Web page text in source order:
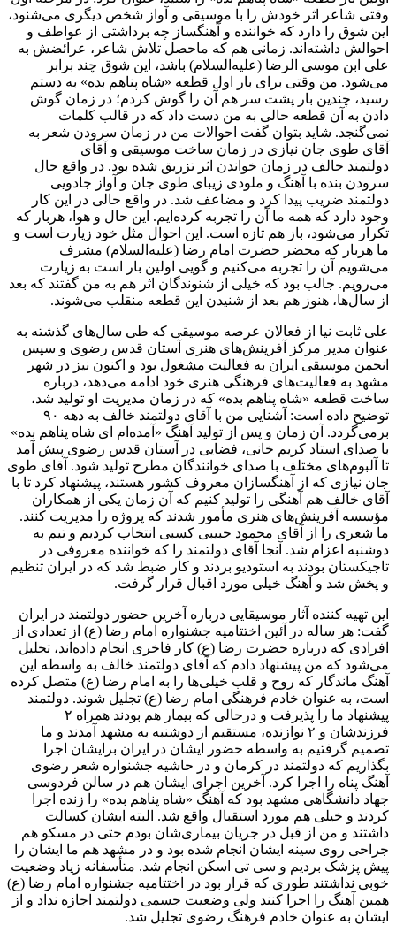
وقتی شاعر اثر خودش را با موسیقی و آواز شخص دیگری می‌شنود،
این شوق را دارد که خواننده و آهنگساز چه برداشتی از عواطف و
احوالش داشته‌اند. زمانی هم که ماحصل تلاش شاعر، عرائضش به
علی ابن موسی الرضا (علیه‌السلام) باشد، این شوق چند برابر
می‌شود. من وقتی برای بار اول قطعه «شاه پناهم بده» به دستم
رسید، چندین بار پشت سر هم آن را گوش کردم؛ در زمان گوش
دادن به آن قطعه حالی به من دست داد که در قالب کلمات
نمی‌گنجد. شاید بتوان گفت احوالات من در زمان سرودن شعر به
آقای طوی جان نیازی در زمان ساخت موسیقی و آقای
دولتمند خالف در زمان خواندن اثر تزریق شده بود. در واقع حال
سرودن بنده با آهنگ و ملودی زیبای طوی جان و آواز جادویی
دولتمند ضریب پیدا کرد و مضاعف شد. در واقع حالی در این کار
وجود دارد که همه ما آن را تجربه کرده‌ایم. این حال و هوا، هربار که
تکرار می‌شود، باز هم تازه است. این احوال مثل خود زیارت است و
ما هربار که محضر حضرت امام رضا (علیه‌السلام) مشرف
می‌شویم آن را تجربه می‌کنیم و گویی اولین بار است به زیارت
می‌رویم. جالب بود که خیلی از شنوندگان اثر هم به من گفتند که بعد
از سال‌ها، هنوز هم بعد از شنیدن این قطعه منقلب می‌شوند.
علی ثابت نیا از فعالان عرصه موسیقی که طی سال‌های گذشته به
عنوان مدیر مرکز آفرینش‌های هنری آستان قدس رضوی و سپس
انجمن موسیقی ایران به فعالیت مشغول بود و اکنون نیز در شهر
مشهد به فعالیت‌های فرهنگی هنری خود ادامه می‌دهد، درباره
ساخت قطعه «شاه پناهم بده» که در زمان مدیریت او تولید شد،
توضیح داده است: آشنایی من با آقای دولتمند خالف به دهه ۹۰
برمی‌گردد. آن زمان و پس از تولید آهنگ «آمده‌ام ای شاه پناهم بده»
با صدای استاد کریم خانی، فضایی در آستان قدس رضوی پیش آمد
تا آلبوم‌های مختلف با صدای خوانندگان مطرح تولید شود. آقای طوی
جان نیازی که از آهنگسازان معروف کشور هستند، پیشنهاد کرد تا با
آقای خالف هم آهنگی را تولید کنیم که آن زمان یکی از همکاران
مؤسسه آفرینش‌های هنری مأمور شدند که پروژه را مدیریت کنند.
ما شعری را از آقای محمود حبیبی کسبی انتخاب کردیم و تیم به
دوشنبه اعزام شد. آنجا آقای دولتمند را که خواننده معروفی در
تاجیکستان بودند به استودیو بردند و کار ضبط شد که در ایران تنظیم
و پخش شد و آهنگ خیلی مورد اقبال قرار گرفت.
این تهیه کننده آثار موسیقایی درباره آخرین حضور دولتمند در ایران
گفت: هر ساله در آئین اختتامیه جشنواره امام رضا (ع) از تعدادی از
افرادی که درباره حضرت رضا (ع) کار فاخری انجام داده‌اند، تجلیل
می‌شود که من پیشنهاد دادم که آقای دولتمند خالف به واسطه این
آهنگ ماندگار که روح و قلب خیلی‌ها را به امام رضا (ع) متصل کرده
است، به عنوان خادم فرهنگی امام رضا (ع) تجلیل شوند. دولتمند
پیشنهاد ما را پذیرفت و درحالی که بیمار هم بودند همراه ۲
فرزندشان و ۲ نوازنده، مستقیم از دوشنبه به مشهد آمدند و ما
تصمیم گرفتیم به واسطه حضور ایشان در ایران برایشان اجرا
بگذاریم که دولتمند در کرمان و در حاشیه جشنواره شعر رضوی
آهنگ پناه را اجرا کرد. آخرین اجرای ایشان هم در سالن فردوسی
جهاد دانشگاهی مشهد بود که آهنگ «شاه پناهم بده» را زنده اجرا
کردند و خیلی هم مورد استقبال واقع شد. البته ایشان کسالت
داشتند و من از قبل در جریان بیماری‌شان بودم حتی در مسکو هم
جراحی روی سینه ایشان انجام شده بود و در مشهد هم ما ایشان را
پیش پزشک بردیم و سی تی اسکن انجام شد. متأسفانه زیاد وضعیت
خوبی نداشتند طوری که قرار بود در اختتامیه جشنواره امام رضا (ع)
همین آهنگ را اجرا کنند ولی وضعیت جسمی دولتمند اجازه نداد و از
ایشان به عنوان خادم فرهنگ رضوی تجلیل شد.